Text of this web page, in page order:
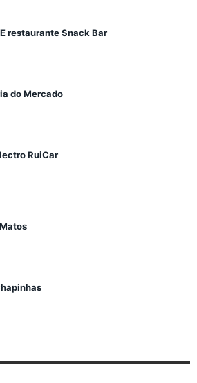
restaurante Snack Bar
do Mercado
RuiCar